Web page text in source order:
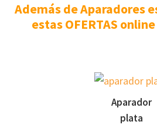
Además de Aparadores
estas OFERTAS
Aparador
plata